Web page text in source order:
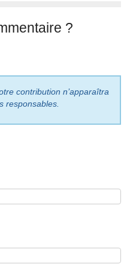
?
contribution n’apparaîtra
responsables.